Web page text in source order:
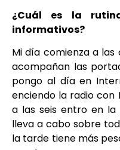
¿Cuál es la
informativos?
Mi día comienza a
acompañan las
pongo al día en
enciendo la radio con
a las seis entro en la
lleva a cabo sobre
la tarde tiene más